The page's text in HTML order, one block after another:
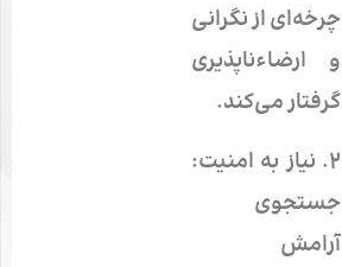
چرخه‌ای از نگرانی
و ارضاء‌ناپذیری
گرفتار می‌کند.
۲. نیاز به امنیت:
جستجوی
آرامش